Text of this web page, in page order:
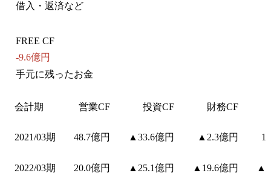
借入・返済など
FREE CF
-9.6億円
手元に残ったお金
会計期 営業CF 投資CF 財務CF
2021/03期 48.7億円 ▲33.6億円 ▲2.3億円
2022/03期 20.0億円 ▲25.1億円 ▲19.6億円